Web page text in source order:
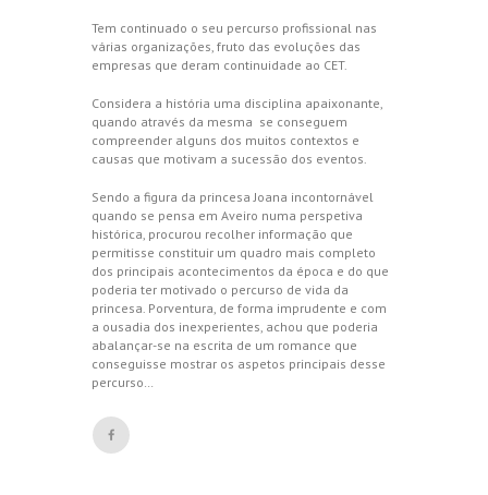
Tem continuado o seu percurso profissional nas
várias organizações, fruto das evoluções das
empresas que deram continuidade ao CET.
Considera a história uma disciplina apaixonante,
quando através da mesma se conseguem
compreender alguns dos muitos contextos e
causas que motivam a sucessão dos eventos.
Sendo a figura da princesa Joana incontornável
quando se pensa em Aveiro numa perspetiva
histórica, procurou recolher informação que
permitisse constituir um quadro mais completo
dos principais acontecimentos da época e do que
poderia ter motivado o percurso de vida da
princesa. Porventura, de forma imprudente e com
a ousadia dos inexperientes, achou que poderia
abalançar-se na escrita de um romance que
conseguisse mostrar os aspetos principais desse
percurso…